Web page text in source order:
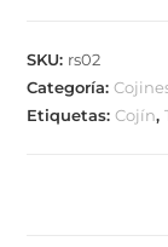
SKU: rs02
Categoría:
Etiquetas:Cojín,